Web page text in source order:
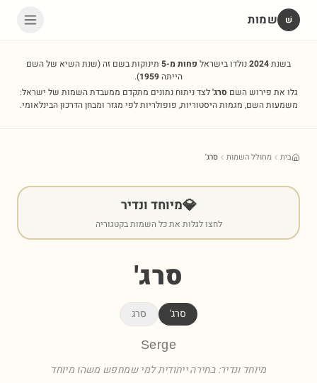
שׁ שמות
בשנת2024נולדו בישראל פחות מ-5 תינוקות בשם זה(שנת השיא של השם
הייתה1959
).
גלו את פירוש השם סרג'לצד ניתוח נתונים מתקדם ממעבדת השמות של ישראל:
משמעות השם, מגמות היסטוריות, פופולריות לפי מגזר ומבחן הדרכון הבינלאומי.
בית מחולל השמות סרג'
💎מיוחד ונדיר
לחצו לגלות את כל השמות בקטגוריה
סרג'
סרג' סרג
Serge
מיוחד ונדיר: בחירה ייחודית למי שמחפש משהו מיוחד